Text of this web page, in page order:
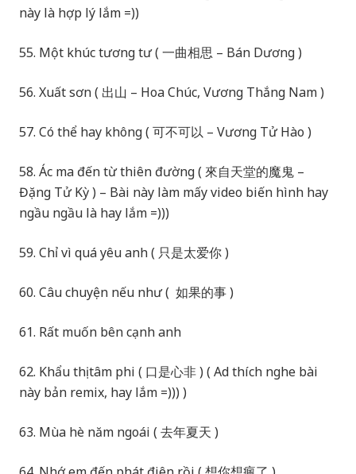
này là hợp lý lắm =))
55. Một khúc tương tư ( 一曲相思 – Bán Dương )
56. Xuất sơn ( 出山 – Hoa Chúc, Vương Thắng Nam )
57. Có thể hay không ( 可不可以 – Vương Tử Hào )
58. Ác ma đến từ thiên đường ( 來自天堂的魔鬼 –
Đặng Tử Kỳ ) – Bài này làm mấy video biến hình hay
ngầu ngầu là hay lắm =)))
59. Chỉ vì quá yêu anh ( 只是太爱你 )
60. Câu chuyện nếu như ( 如果的事 )
61. Rất muốn bên cạnh anh
62. Khẩu thị tâm phi ( 口是心非 ) ( Ad thích nghe bài
này bản remix, hay lắm =))) )
63. Mùa hè năm ngoái ( 去年夏天 )